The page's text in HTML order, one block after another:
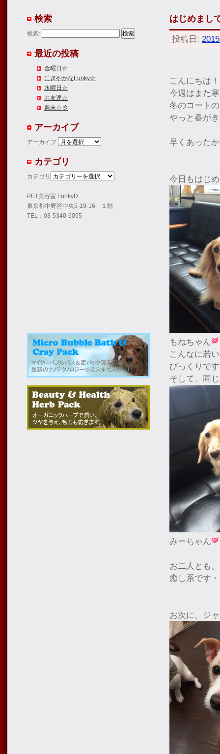
はじめまし
投稿日:
こんにちは！
今週はまた
冬のコート
やっと春が
早くあった
今日もはじ
もねちゃん
こんなに若
びっくりです
そして、同
みーちゃん
お二人とも
癒し系です
お次に、ジ
検索
検索:
最近の投稿
金曜日☆
にぎやかなFunky☆
水曜日☆
お友達☆
週末☆彡
アーカイブ
アーカイブ
カテゴリ
カテゴリ
PET美容室 FunkyD
東京都中野区中央5-19-16 １階
TEL：03-5340-6055